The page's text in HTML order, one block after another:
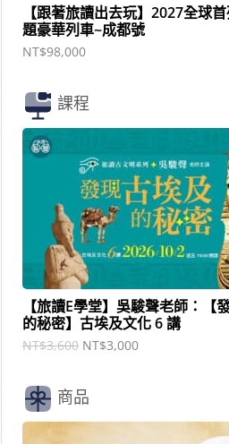
【跟著旅讀出去玩】2027全球
題豪華列車~成都號
NT$98,000
課程
【旅讀E學堂】吳駿聲老師：【
的秘密】古埃及文化 6 講
NT$3,600
價
格
：
N
T
$
3
,
6
0
0
。
NT$3,000
價
格
：
N
T
$
3
0
0
0
。
商品
原